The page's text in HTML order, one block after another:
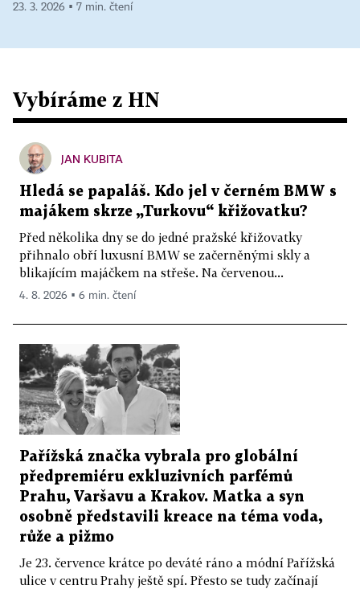
23. 3. 2026 ▪ 7 min. čtení
Vybíráme z HN
JAN KUBITA
Hledá se papaláš. Kdo jel v černém BMW s
majákem skrze „Turkovu“ křižovatku?
Před několika dny se do jedné pražské křižovatky
přihnalo obří luxusní BMW se začerněnými skly a
blikajícím majáčkem na střeše. Na červenou...
4. 8. 2026 ▪ 6 min. čtení
Pařížská značka vybrala pro globální
předpremiéru exkluzivních parfémů
Prahu, Varšavu a Krakov. Matka a syn
osobně představili kreace na téma voda,
růže a pižmo
Je 23. července krátce po deváté ráno a módní Pařížská
ulice v centru Prahy ještě spí. Přesto se tudy začínají